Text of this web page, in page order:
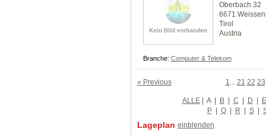
Oberbach 32
6671
Tirol
Austria
Branche: Computer & Telekom
« Previous 1 21 22 23
ALLE| A| B | C | D | E
P | Q | R | S |
Lageplan einblenden